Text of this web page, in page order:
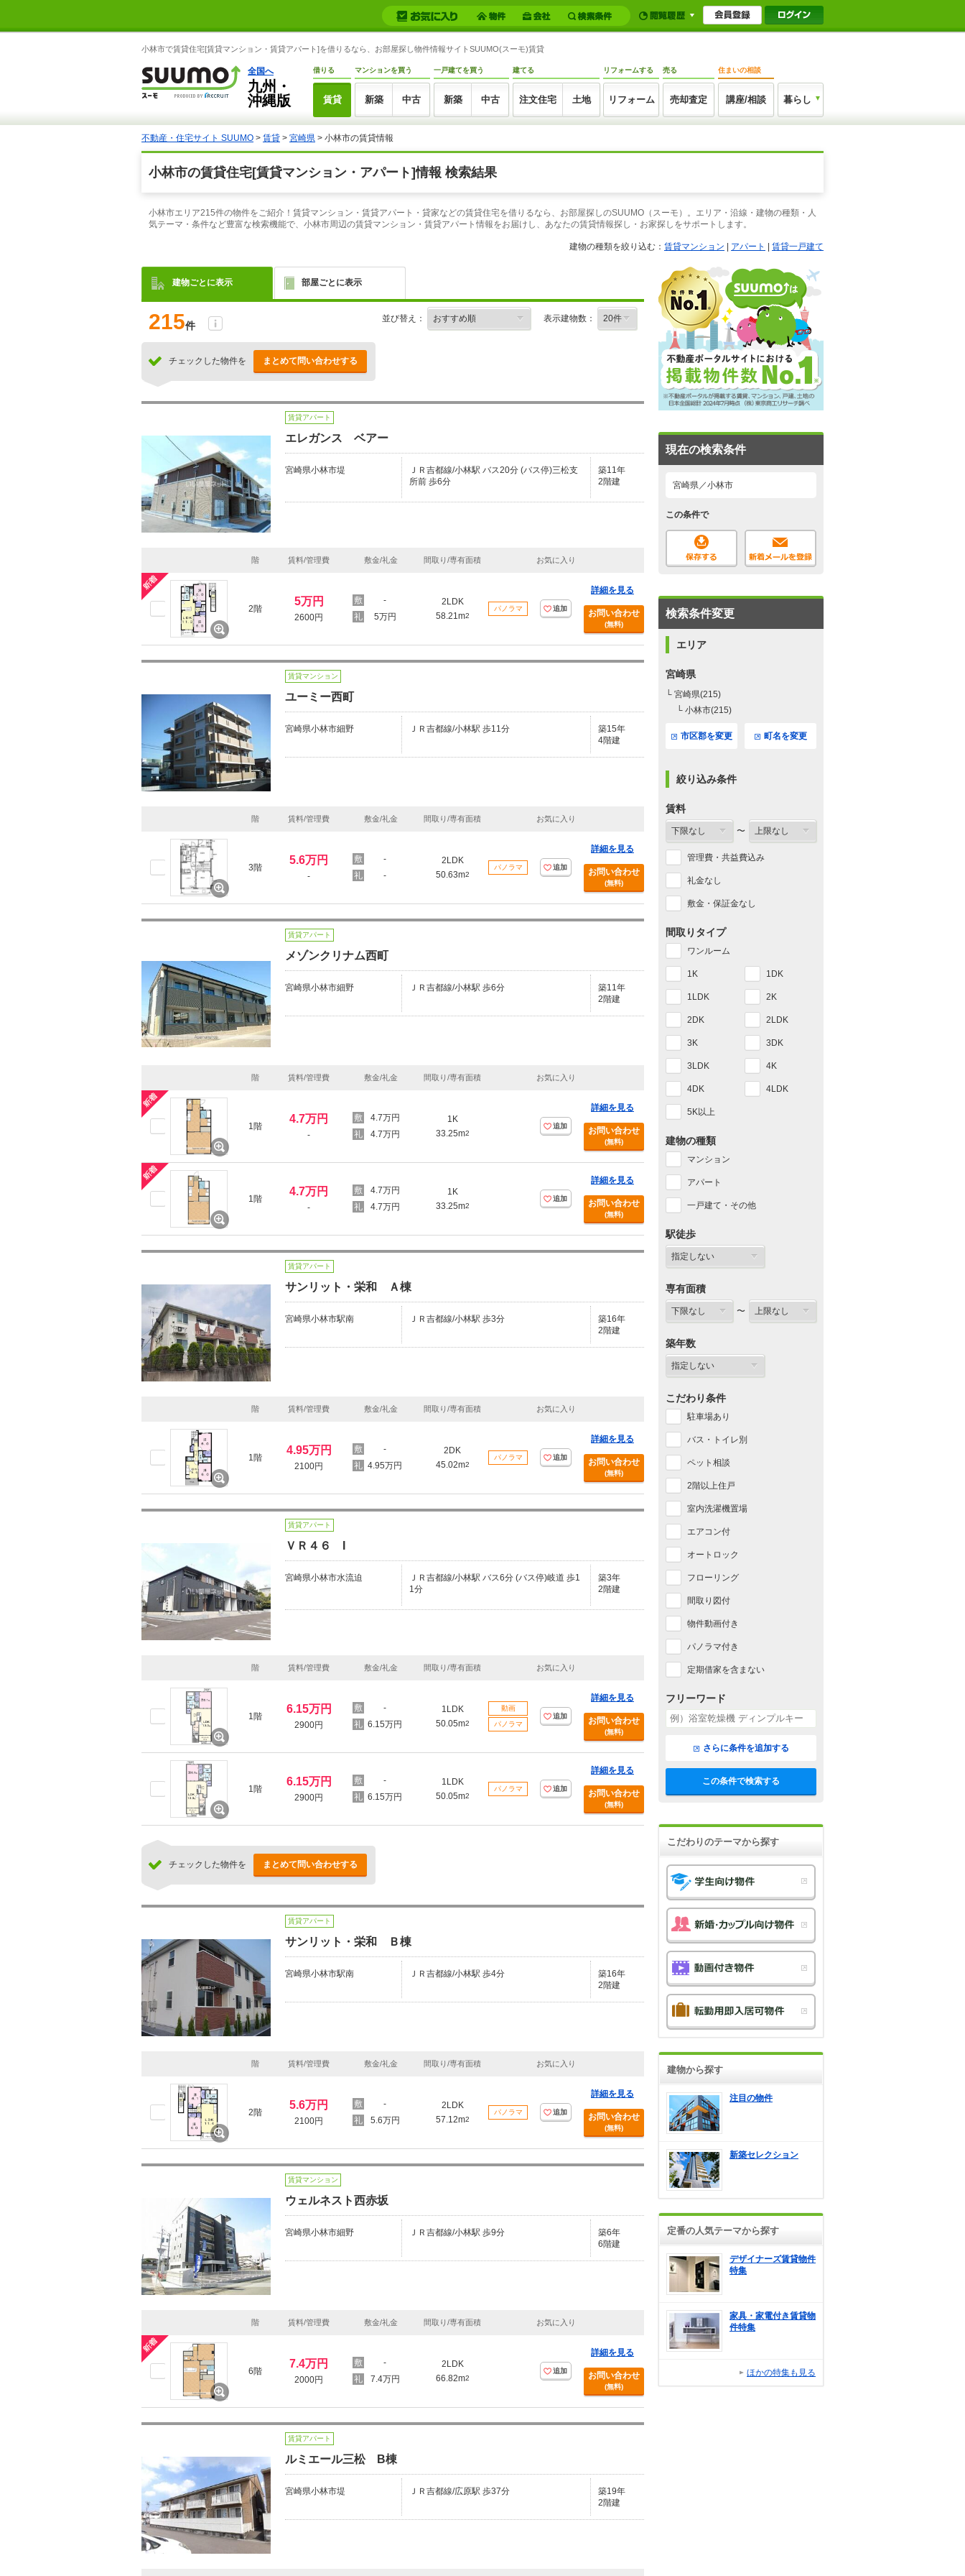
小林市で賃貸住宅[賃貸マンション・賃貸アパート]を借りるなら、お部屋探し物件情報サイトSUUMO(スーモ)賃貸
全国へ
九州・
沖縄版
借りる
賃貸
マンションを買う
新築 中古
一戸建てを買う
新築 中古
建てる
注文住宅 土地
リフォームする
リフォーム
売る
売却査定
住まいの相談
講座/相談 暮らし
不動産・住宅サイト SUUMO > 賃貸 > 宮崎県 > 小林市の賃貸情報
小林市の賃貸住宅[賃貸マンション・アパート]情報 検索結果
小林市エリア215件の物件をご紹介！賃貸マンション・賃貸アパート・貸家などの賃貸住宅を借りるなら、お部屋探しのSUUMO（スーモ）。エリア・沿線・建物の種類・人
気テーマ・条件など豊富な検索機能で、小林市周辺の賃貸マンション・賃貸アパート情報をお届けし、あなたの賃貸情報探し・お家探しをサポートします。
建物の種類を絞り込む： 賃貸マンション アパート 賃貸一戸建て
建物ごとに表示 部屋ごとに表示
215件
並び替え： 表示建物数：
チェックした物件を まとめて問い合わせする
賃貸アパート
エレガンス ベアー
宮崎県小林市堤
ＪＲ吉都線/小林駅 バス20分 (バス停)三松支
所前 歩6分
築11年
2階建
階 賃料/管理費 敷金/礼金 間取り/専有面積 お気に入り
2階
5万円
2600円
-
5万円
2LDK
58.21m2
パノラマ 追加
詳細を見る
お問い合わせ
(無料)
賃貸マンション
ユーミー西町
宮崎県小林市細野 ＪＲ吉都線/小林駅 歩11分
築15年
4階建
階 賃料/管理費 敷金/礼金 間取り/専有面積 お気に入り
3階
5.6万円
-
-
-
2LDK
50.63m2
パノラマ 追加
詳細を見る
お問い合わせ
(無料)
賃貸アパート
メゾンクリナム西町
宮崎県小林市細野 ＪＲ吉都線/小林駅 歩6分
築11年
2階建
階 賃料/管理費 敷金/礼金 間取り/専有面積 お気に入り
1階
4.7万円
-
4.7万円
4.7万円
1K
33.25m2
追加
詳細を見る
お問い合わせ
(無料)
1階
4.7万円
-
4.7万円
4.7万円
1K
33.25m2
追加
詳細を見る
お問い合わせ
(無料)
賃貸アパート
サンリット・栄和 Ａ棟
宮崎県小林市駅南 ＪＲ吉都線/小林駅 歩3分
築16年
2階建
階 賃料/管理費 敷金/礼金 間取り/専有面積 お気に入り
1階
4.95万円
2100円
-
4.95万円
2DK
45.02m2
パノラマ 追加
詳細を見る
お問い合わせ
(無料)
賃貸アパート
ＶＲ４６ I
宮崎県小林市水流迫
ＪＲ吉都線/小林駅 バス6分 (バス停)岐道 歩1
1分
築3年
2階建
階 賃料/管理費 敷金/礼金 間取り/専有面積 お気に入り
1階
6.15万円
2900円
-
6.15万円
1LDK
50.05m2
動画
パノラマ
追加
詳細を見る
お問い合わせ
(無料)
1階
6.15万円
2900円
-
6.15万円
1LDK
50.05m2
パノラマ 追加
詳細を見る
お問い合わせ
(無料)
チェックした物件を まとめて問い合わせする
賃貸アパート
サンリット・栄和 Ｂ棟
宮崎県小林市駅南 ＪＲ吉都線/小林駅 歩4分
築16年
2階建
階 賃料/管理費 敷金/礼金 間取り/専有面積 お気に入り
2階
5.6万円
2100円
-
5.6万円
2LDK
57.12m2
パノラマ 追加
詳細を見る
お問い合わせ
(無料)
賃貸マンション
ウェルネスト西赤坂
宮崎県小林市細野 ＪＲ吉都線/小林駅 歩9分
築6年
6階建
階 賃料/管理費 敷金/礼金 間取り/専有面積 お気に入り
6階
7.4万円
2000円
-
7.4万円
2LDK
66.82m2
追加
詳細を見る
お問い合わせ
(無料)
賃貸アパート
ルミエール三松 B棟
宮崎県小林市堤 ＪＲ吉都線/広原駅 歩37分
築19年
2階建
現在の検索条件
宮崎県／小林市
この条件で
検索条件変更
エリア
宮崎県
└ 宮崎県(215)
└ 小林市(215)
市区郡を変更 町名を変更
絞り込み条件
賃料
〜
管理費・共益費込み
礼金なし
敷金・保証金なし
間取りタイプ
ワンルーム
1K 1DK
1LDK 2K
2DK 2LDK
3K 3DK
3LDK 4K
4DK 4LDK
5K以上
建物の種類
マンション
アパート
一戸建て・その他
駅徒歩
専有面積
〜
築年数
こだわり条件
駐車場あり
バス・トイレ別
ペット相談
2階以上住戸
室内洗濯機置場
エアコン付
オートロック
フローリング
間取り図付
物件動画付き
パノラマ付き
定期借家を含まない
フリーワード
さらに条件を追加する
この条件で検索する
こだわりのテーマから探す
建物から探す
注目の物件
新築セレクション
定番の人気テーマから探す
デザイナーズ賃貸物件
特集
家具・家電付き賃貸物
件特集
ほかの特集も見る